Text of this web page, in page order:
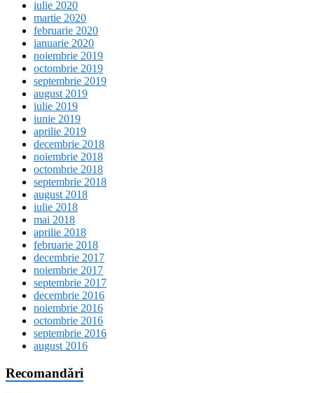
iulie 2020
martie 2020
februarie 2020
ianuarie 2020
noiembrie 2019
octombrie 2019
septembrie 2019
august 2019
iulie 2019
iunie 2019
aprilie 2019
decembrie 2018
noiembrie 2018
octombrie 2018
septembrie 2018
august 2018
iulie 2018
mai 2018
aprilie 2018
februarie 2018
decembrie 2017
noiembrie 2017
septembrie 2017
decembrie 2016
noiembrie 2016
octombrie 2016
septembrie 2016
august 2016
Recomandări